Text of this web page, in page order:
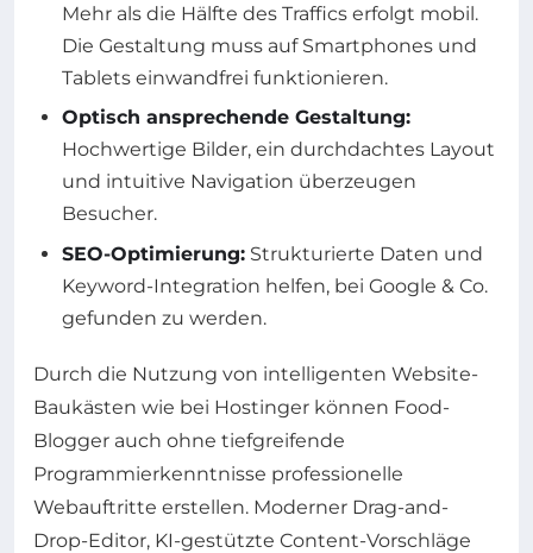
Mehr als die Hälfte des Traffics erfolgt mobil.
Die Gestaltung muss auf Smartphones und
Tablets einwandfrei funktionieren.
Optisch ansprechende Gestaltung:
Hochwertige Bilder, ein durchdachtes Layout
und intuitive Navigation überzeugen
Besucher.
SEO-Optimierung: Strukturierte Daten und
Keyword-Integration helfen, bei Google & Co.
gefunden zu werden.
Durch die Nutzung von intelligenten Website-
Baukästen wie bei Hostinger können Food-
Blogger auch ohne tiefgreifende
Programmierkenntnisse professionelle
Webauftritte erstellen. Moderner Drag-and-
Drop-Editor, KI-gestützte Content-Vorschläge